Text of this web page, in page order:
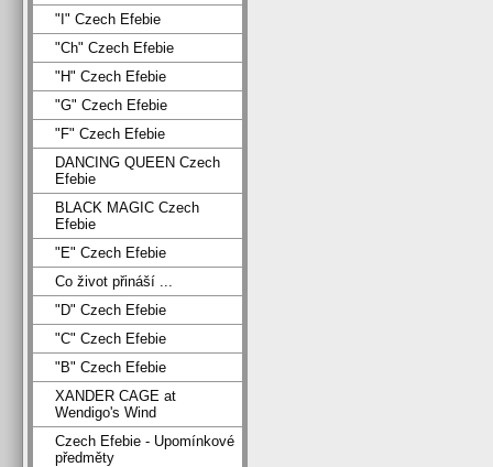
"I" Czech Efebie
"Ch" Czech Efebie
"H" Czech Efebie
"G" Czech Efebie
"F" Czech Efebie
DANCING QUEEN Czech
Efebie
BLACK MAGIC Czech
Efebie
"E" Czech Efebie
Co život přináší ...
"D" Czech Efebie
"C" Czech Efebie
"B" Czech Efebie
XANDER CAGE at
Wendigo's Wind
Czech Efebie - Upomínkové
předměty